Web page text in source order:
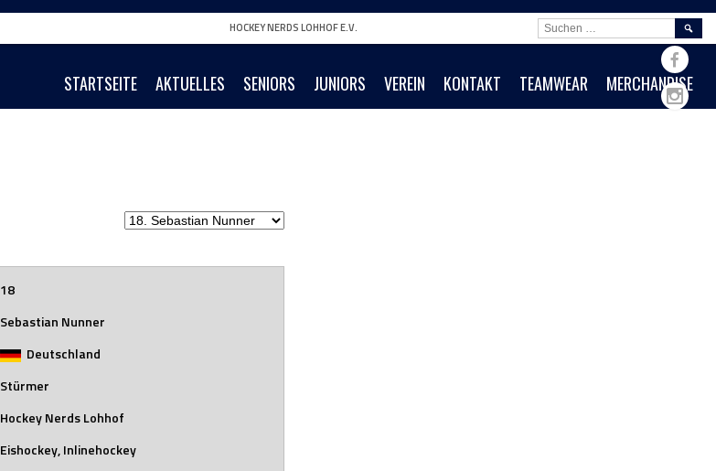
HOCKEY NERDS LOHHOF E.V.
STARTSEITE AKTUELLES SENIORS JUNIORS VEREIN KONTAKT TEAMWEAR MERCHANDISE
NACH:
18
Sebastian Nunner
Deutschland
Stürmer
Hockey Nerds Lohhof
Eishockey, Inlinehockey